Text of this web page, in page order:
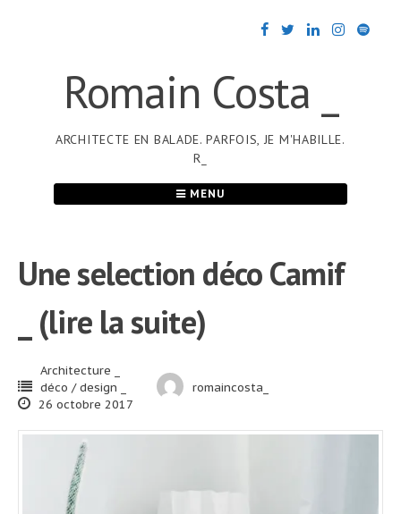
Romain Costa _
ARCHITECTE EN BALADE. PARFOIS, JE M'HABILLE.
R_
MENU
Une selection déco Camif
_ (lire la suite)
Architecture _
déco / design _
romaincosta_
26 octobre 2017